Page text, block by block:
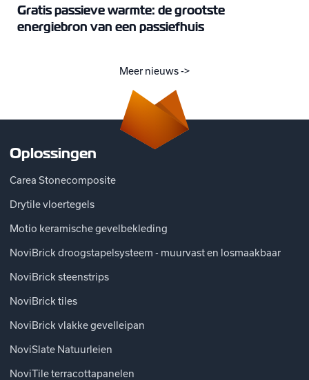
Gratis passieve warmte: de grootste
energiebron van een passiefhuis
Meer nieuws ->
Oplossingen
Carea Stonecomposite
Drytile vloertegels
Motio keramische gevelbekleding
NoviBrick droogstapelsysteem - muurvast en losmaakbaar
NoviBrick steenstrips
NoviBrick tiles
NoviBrick vlakke gevelleipan
NoviSlate Natuurleien
NoviTile terracottapanelen